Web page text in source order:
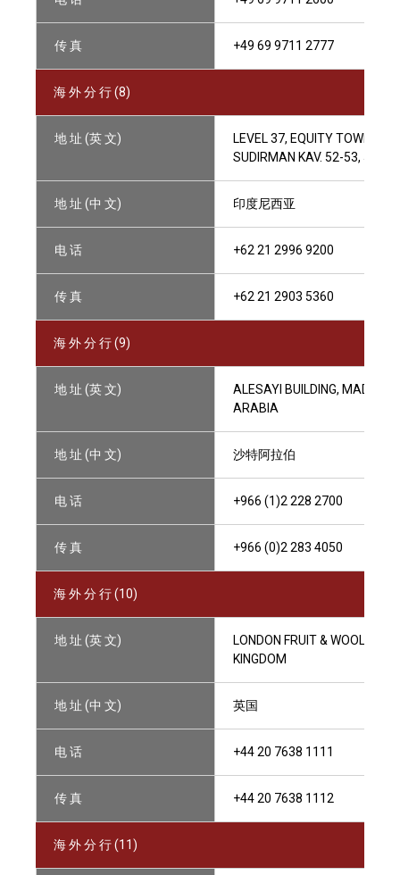
传 真 +49 69 9711 2777
海 外 分 行 (8)
地 址 (英 文)
LEVEL 37, EQUITY TOWER,
SUDIRMAN KAV. 52-53,
地 址 (中 文) 印度尼西亚
电 话 +62 21 2996 9200
传 真 +62 21 2903 5360
海 外 分 行 (9)
地 址 (英 文)
ALESAYI BUILDING,
ARABIA
地 址 (中 文) 沙特阿拉伯
电 话 +966 (1)2 228 2700
传 真 +966 (0)2 283 4050
海 外 分 行 (10)
地 址 (英 文)
LONDON FRUIT & WOOL
KINGDOM
地 址 (中 文) 英国
电 话 +44 20 7638 1111
传 真 +44 20 7638 1112
海 外 分 行 (11)